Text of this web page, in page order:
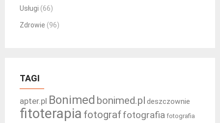
Usługi (66)
Zdrowie (96)
TAGI
apter.pl Bonimed bonimed.pl deszczownie
fitoterapia fotograffotografia fotografia